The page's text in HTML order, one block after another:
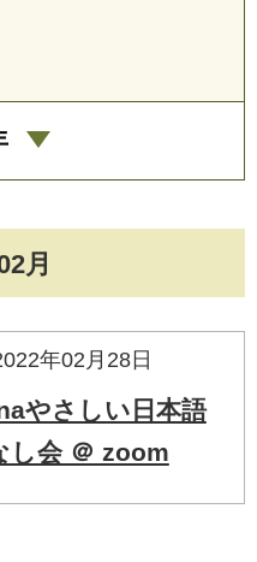
月
年02月28日
やさしい日本語
し会 ＠ zoom